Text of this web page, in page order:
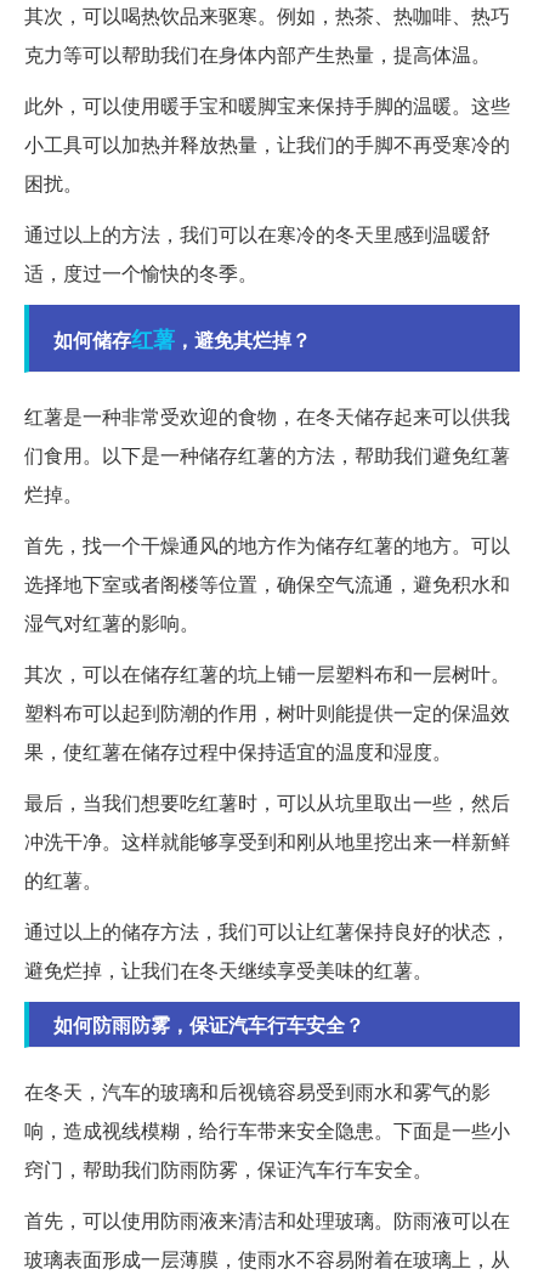
其次，可以喝热饮品来驱寒。例如，热茶、热咖啡、热巧
克力等可以帮助我们在身体内部产生热量，提高体温。
此外，可以使用暖手宝和暖脚宝来保持手脚的温暖。这些
小工具可以加热并释放热量，让我们的手脚不再受寒冷的
困扰。
通过以上的方法，我们可以在寒冷的冬天里感到温暖舒
适，度过一个愉快的冬季。
如何储存红薯 ，避免其烂掉？
红薯是一种非常受欢迎的食物，在冬天储存起来可以供我
们食用。以下是一种储存红薯的方法，帮助我们避免红薯
烂掉。
首先，找一个干燥通风的地方作为储存红薯的地方。可以
选择地下室或者阁楼等位置，确保空气流通，避免积水和
湿气对红薯的影响。
其次，可以在储存红薯的坑上铺一层塑料布和一层树叶。
塑料布可以起到防潮的作用，树叶则能提供一定的保温效
果，使红薯在储存过程中保持适宜的温度和湿度。
最后，当我们想要吃红薯时，可以从坑里取出一些，然后
冲洗干净。这样就能够享受到和刚从地里挖出来一样新鲜
的红薯。
通过以上的储存方法，我们可以让红薯保持良好的状态，
避免烂掉，让我们在冬天继续享受美味的红薯。
如何防雨防雾，保证汽车行车安全？
在冬天，汽车的玻璃和后视镜容易受到雨水和雾气的影
响，造成视线模糊，给行车带来安全隐患。下面是一些小
窍门，帮助我们防雨防雾，保证汽车行车安全。
首先，可以使用防雨液来清洁和处理玻璃。防雨液可以在
玻璃表面形成一层薄膜，使雨水不容易附着在玻璃上，从